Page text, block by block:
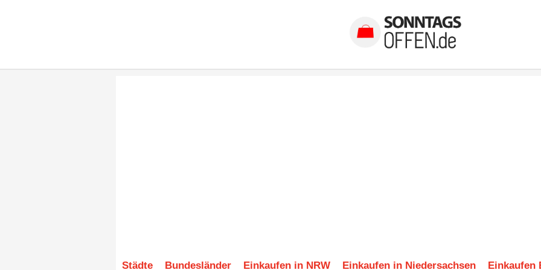
Städte Bundesländer Einkaufen in NRW Einkaufen in Niedersachsen Einkaufen